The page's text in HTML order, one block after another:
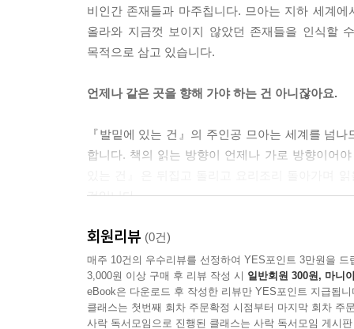
비인간 존재들과 마주칩니다. 므아는 지하 세계
올라와 지금껏 보이지 않았던 존재들을 인식할
목적으로 삼고 있습니다.
언제나 같은 곳을 향해 가야 하는 건 아니잖아요.
『발밑에 있는 건』의 주인공 므아는 세계를 넘
합니다. 책의 읽는 방향이 언제나 가로 방향이어
것입니다.
추천의 글:
므아가 구멍 속 사다리를 내려와 문을 발견하니
않지만, 그래도 가끔 친구가 없다고 생각할 때가
용기를 내봐야겠다고 생각했어요. 이 책은 모
보내거든요. 쪽지에 그려진 그림 같아서 계속 보고
회원리뷰 (0건)
매주 10건의 우수리뷰를 선정하여 YES포인트 3만원을 드
3,000원 이상 구매 후 리뷰 작성 시 일반회원 300원, 마니
eBook은 다운로드 후 작성한 리뷰만 YES포인트 지급됩니
클래스는 첫번째 회차 주문확정 시점부터 마지막 회차 주
사락 독서모임으로 진행된 클래스는 사락 독서모임 게시